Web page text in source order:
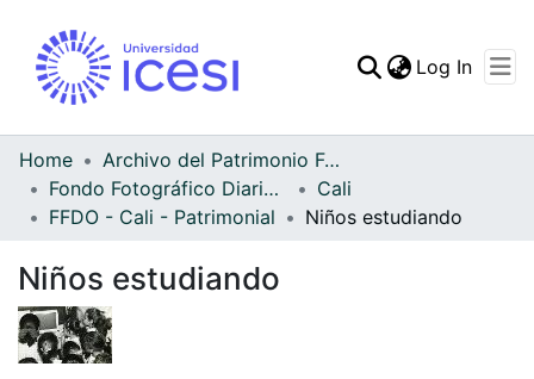
Statistics
Log In
Home
Archivo del Patrimonio Fotográfico y Fílmico del Valle del Cauca
Fondo Fotográfico Diario Occidente
Cali
FFDO - Cali - Patrimonial
Niños estudiando
Niños estudiando